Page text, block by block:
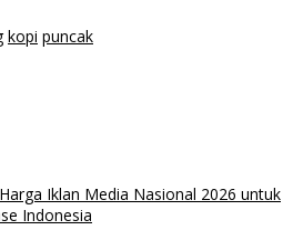
kopi puncak
Iklan Media Nasional 2026 untuk
Indonesia